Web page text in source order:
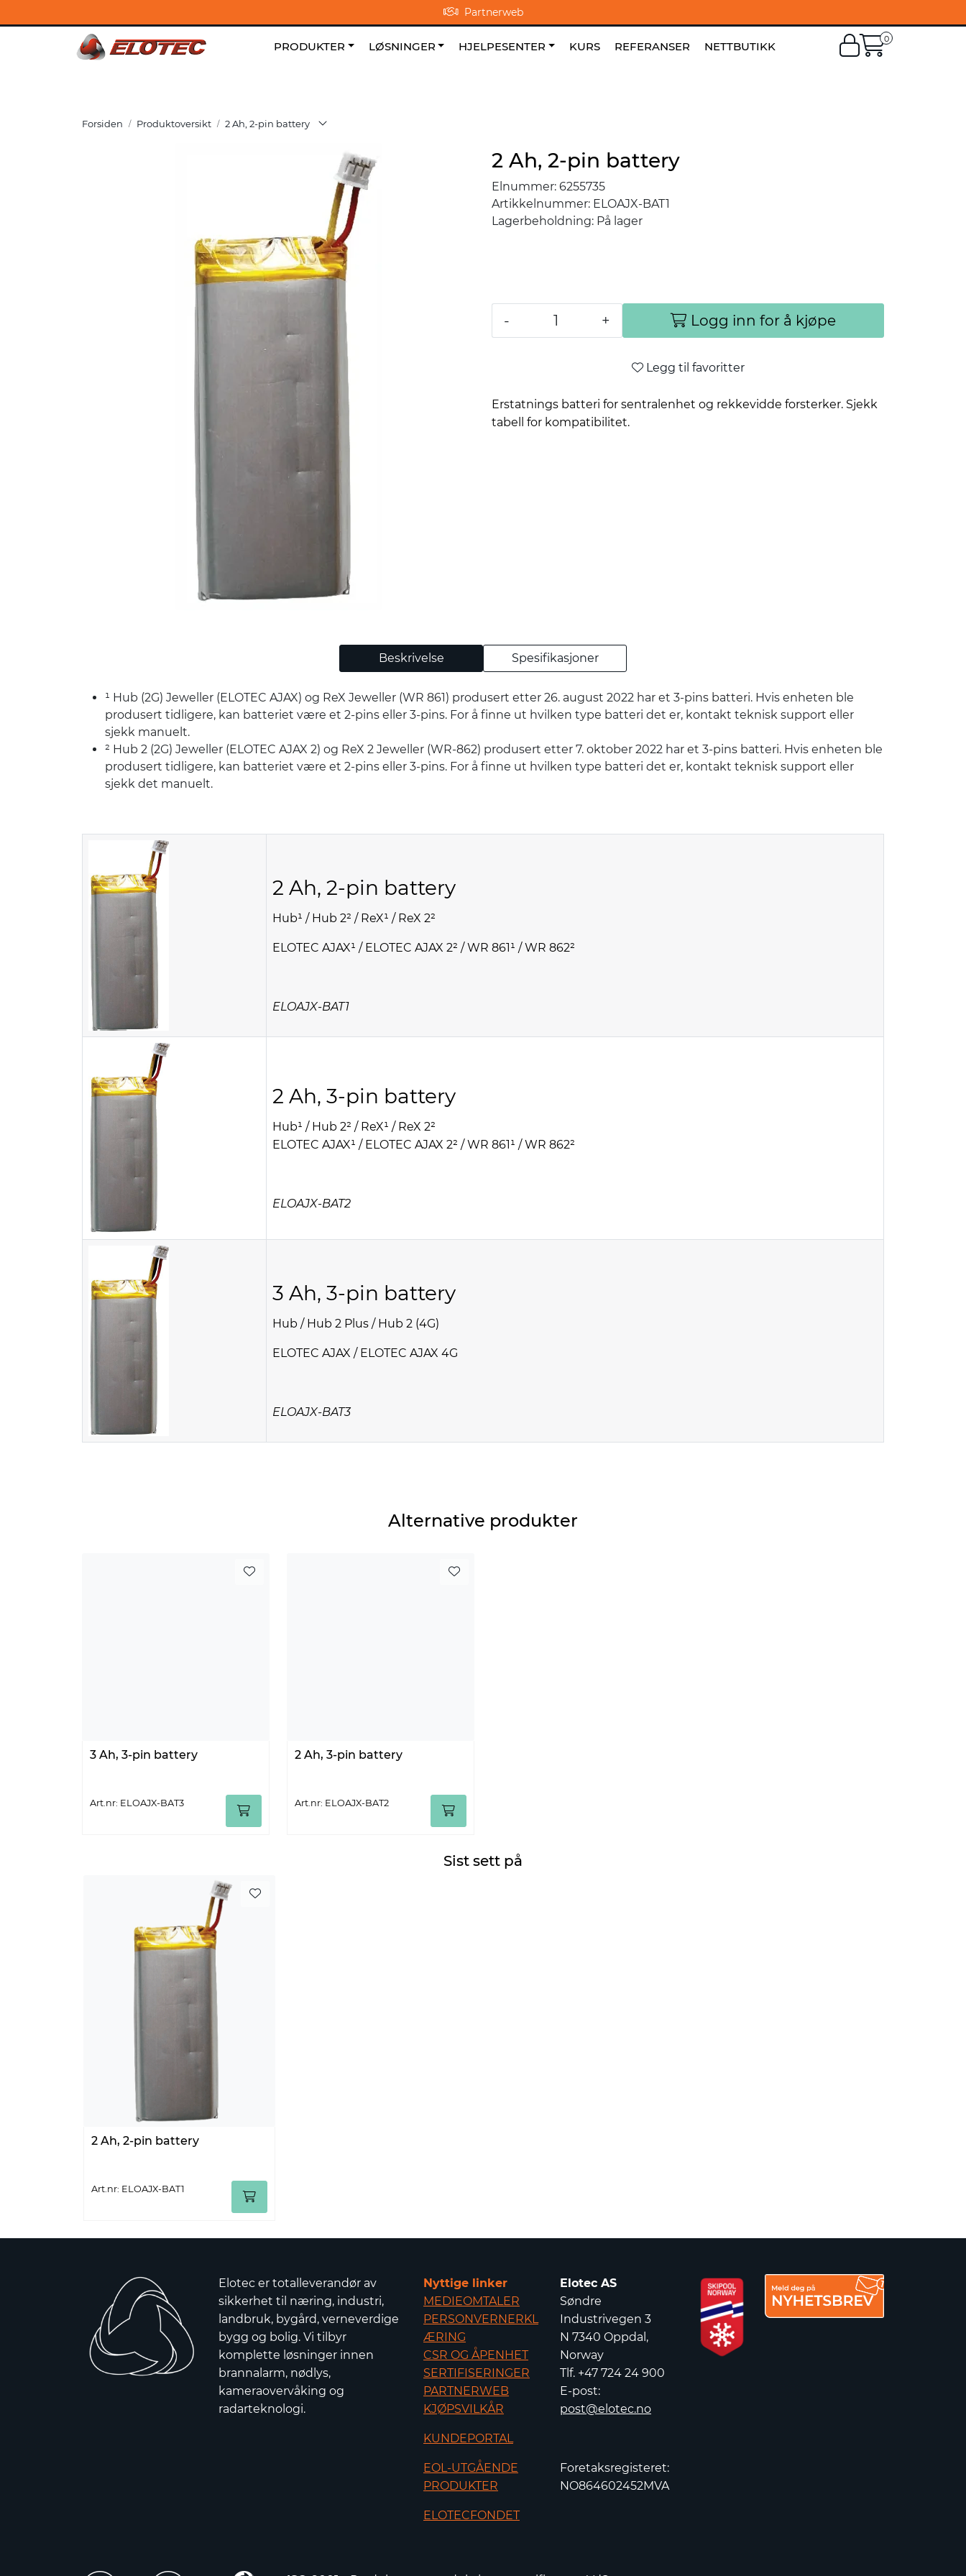
Partnerweb
Kontakt | Jobb hos oss Aktuelt | Om oss Favoritter NO|EN|FI
PRODUKTER LØSNINGER HJELPESENTER KURS REFERANSER NETTBUTIKK
0
Forsiden Produktoversikt 2 Ah, 2-pin battery
2 Ah, 2-pin battery
Elnummer: 6255735
Artikkelnummer: ELOAJX-BAT1
Lagerbeholdning: På lager
- + Logg inn for å kjøpe
Legg til favoritter
Erstatnings batteri for sentralenhet og rekkevidde forsterker. Sjekk
tabell for kompatibilitet.
Beskrivelse Spesifikasjoner
¹ Hub (2G) Jeweller (ELOTEC AJAX) og ReX Jeweller (WR 861) produsert etter 26. august 2022 har et 3-pins batteri. Hvis enheten ble
produsert tidligere, kan batteriet være et 2-pins eller 3-pins. For å finne ut hvilken type batteri det er, kontakt teknisk support eller
sjekk manuelt.
² Hub 2 (2G) Jeweller (ELOTEC AJAX 2) og ReX 2 Jeweller (WR-862) produsert etter 7. oktober 2022 har et 3-pins batteri. Hvis enheten ble
produsert tidligere, kan batteriet være et 2-pins eller 3-pins. For å finne ut hvilken type batteri det er, kontakt teknisk support eller
sjekk det manuelt.
2 Ah, 2-pin battery
Hub¹ / Hub 2² / ReX¹ / ReX 2²
ELOTEC AJAX¹ / ELOTEC AJAX 2² / WR 861¹ / WR 862²
ELOAJX-BAT1
2 Ah, 3-pin battery
Hub¹ / Hub 2² / ReX¹ / ReX 2²
ELOTEC AJAX¹ / ELOTEC AJAX 2² / WR 861¹ / WR 862²
ELOAJX-BAT2
3 Ah, 3-pin battery
Hub / Hub 2 Plus / Hub 2 (4G)
ELOTEC AJAX / ELOTEC AJAX 4G
ELOAJX-BAT3
Alternative produkter
3 Ah, 3-pin battery
Art.nr: ELOAJX-BAT3
2 Ah, 3-pin battery
Art.nr: ELOAJX-BAT2
Sist sett på
2 Ah, 2-pin battery
Art.nr: ELOAJX-BAT1
Elotec er totalleverandør av
sikkerhet til næring, industri,
landbruk, bygård, verneverdige
bygg og bolig. Vi tilbyr
komplette løsninger innen
brannalarm, nødlys,
kameraovervåking og
radarteknologi.
Nyttige linker
MEDIEOMTALER
PERSONVERNERKL
ÆRING
CSR OG ÅPENHET
SERTIFISERINGER
PARTNERWEB
KJØPSVILKÅR
KUNDEPORTAL
EOL-UTGÅENDE
PRODUKTER
ELOTECFONDET
Elotec AS
Søndre
Industrivegen 3
N 7340 Oppdal,
Norway
Tlf. +47 724 24 900
E-post:
post@elotec.no
Foretaksregisteret:
NO864602452MVA